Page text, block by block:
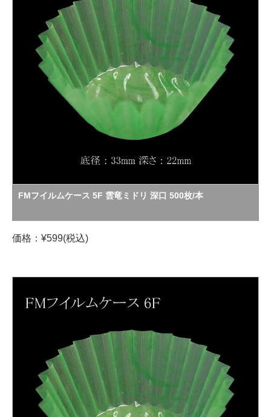
FMフイルムケース 5F 雲竜ミドリ 深口 500枚/本
価格：¥599(税込)